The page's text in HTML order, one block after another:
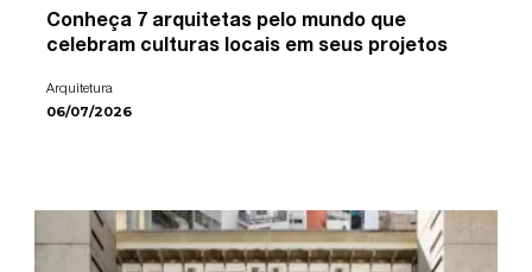
Conheça 7 arquitetas pelo mundo que
celebram culturas locais em seus projetos
Arquitetura
06/07/2026